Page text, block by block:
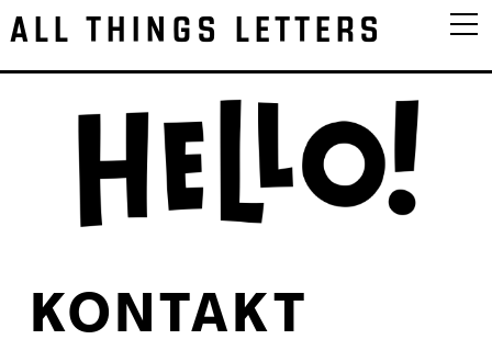
ALL THINGS LETTERS
KONTAKT